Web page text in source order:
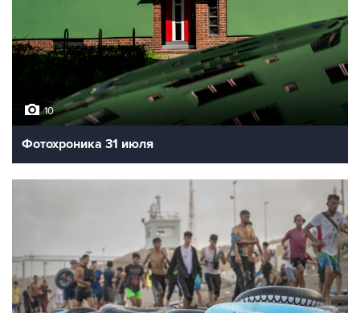
10
Фотохроника 31 июля